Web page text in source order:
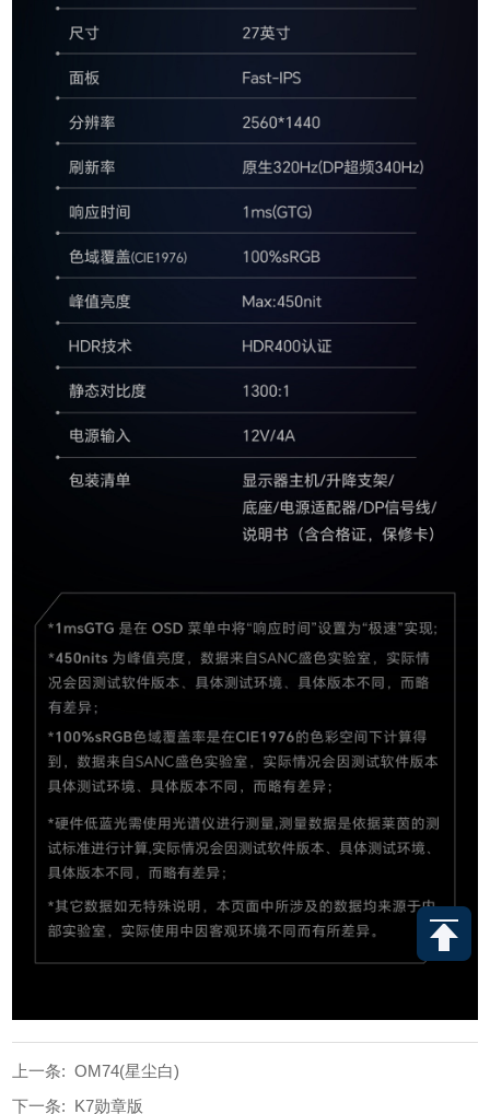
上一条:OM74(星尘白)
下一条: K7勋章版